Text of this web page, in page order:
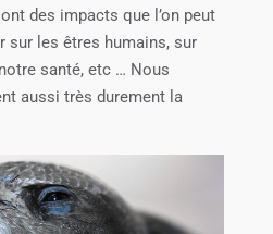
des impacts que l’on peut
les êtres humains, sur
santé, etc … Nous
aussi très durement la